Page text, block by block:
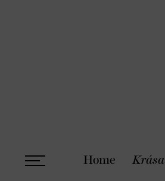
Home Krása